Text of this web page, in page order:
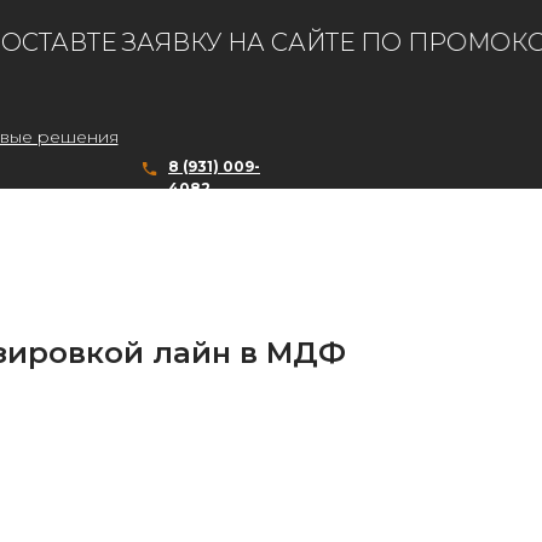
ЗАЯВКУ НА САЙТЕ ПО
решения
8 (931) 009-
4082
лайн в МДФ